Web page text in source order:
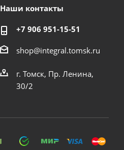
Наши контакты
+7 906 951-15-51
shop@integral.tomsk.ru
г. Томск, Пр. Ленина,
30/2